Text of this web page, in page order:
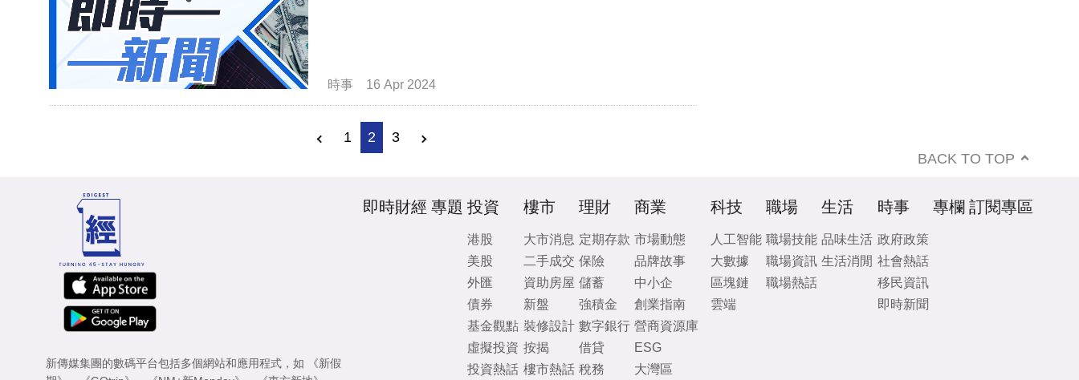
時事 16 Apr 2024
1 2 3
BACK TO TOP
新傳媒集團的數碼平台包括多個網站和應用程式，如
《新假
即時財經 專題 投資
港股
美股
外匯
債券
基金觀點
虛擬投資
投資熱話
樓市
大市消息
二手成交
資助房屋
新盤
裝修設計
按揭
樓市熱話
理財
定期存款
保險
儲蓄
強積金
數字銀行
借貸
稅務
商業
市場動態
品牌故事
中小企
創業指南
營商資源庫
ESG
大灣區
科技
人工智能
大數據
區塊鏈
雲端
職場
職場技能
職場資訊
職場熱話
生活
品味生活
生活消閒
時事
政府政策
社會熱話
移民資訊
即時新聞
專欄 訂閱專區